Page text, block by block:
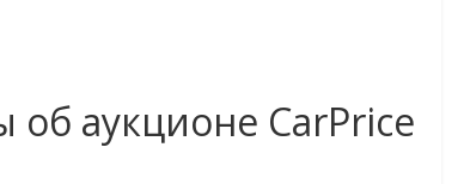
об аукционе CarPrice